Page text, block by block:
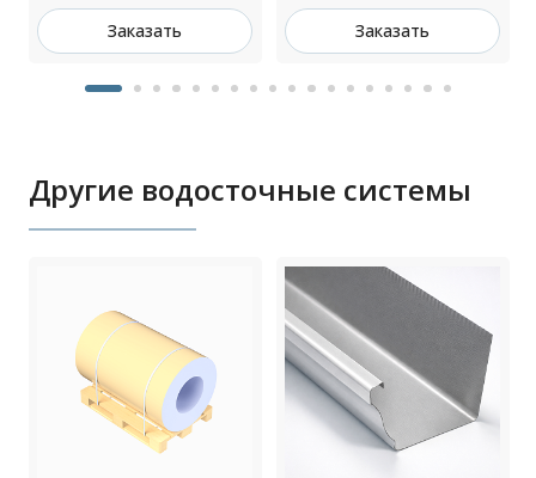
Заказать Заказать
Другие водосточные системы